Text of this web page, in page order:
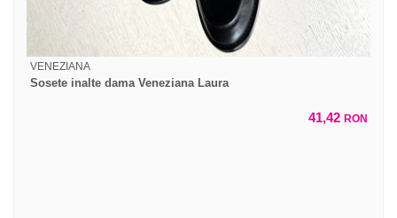
VENEZIANA
Sosete inalte dama Veneziana Laura
41,42 RON